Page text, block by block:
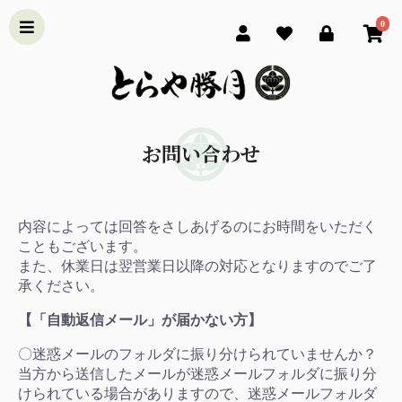
0
お問い合わせ
内容によっては回答をさしあげるのにお時間をいただく
こともございます。
また、休業日は翌営業日以降の対応となりますのでご了
承ください。
【「自動返信メール」が届かない方】
〇迷惑メールのフォルダに振り分けられていませんか？
当方から送信したメールが迷惑メールフォルダに振り分
けられている場合がありますので、迷惑メールフォルダ